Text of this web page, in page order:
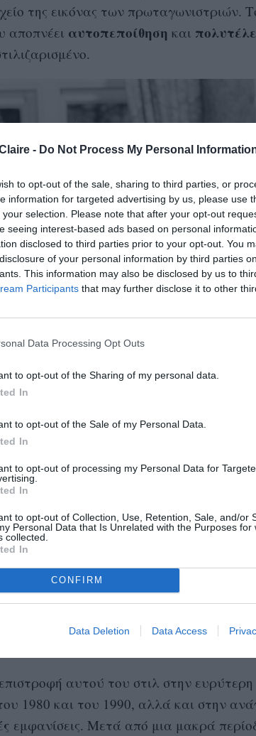
- Do Not Process My Personal
to opt-out of the sale, sharing to third parties, or
information for targeted advertising by us, please use
your selection. Please note that after your opt-out
seeing interest-based ads based on personal
disclosed to third parties prior to your opt-out. You
of your personal information by third parties
This information may also be disclosed by us to
Participants that may further disclose it to other
Data Processing Opt Outs
to opt-out of the Sharing of my personal data.
In
to opt-out of the Sale of my Personal Data.
In
to opt-out of processing my Personal Data for
In
to opt-out of Collection, Use, Retention, Sale, and/or
Personal Data that Is Unrelated with the Purposes for
collected.
In
CONFIRM
Data Deletion Data Access
της εικόνας των πρωταγωνιστριών.
αποπνέει αυτοπεποίθηση και
Cooper – Getty Images
των προηγούμενων ετών, το νέο
, ιδιαίτερα στις ρίζες και γύρω από το
οι μπούκλες είναι πιο χαλαρές σε
τα τελευταία χρόνια.
αυτού του στιλ στην ευρύτερη
1980 και του 1990, αλλά και στην
εμφανίσεις. Μετά από μια μακρά